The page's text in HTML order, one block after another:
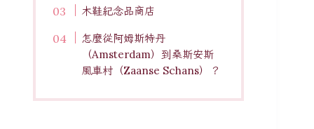
木鞋紀念品商店
怎麼從阿姆斯特丹
（Amsterdam）到桑斯安斯
風車村（Zaanse Schans）？